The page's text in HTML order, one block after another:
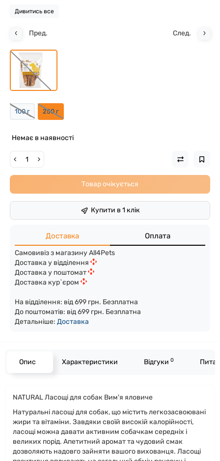
Дивитись все
Пред. След.
100 г 250 г
Немає в наявності
Товар очікується
Купити в 1 клік
Доставка Оплата
Самовивіз з магазину All4Pets
Доставка у відділення
Доставка у поштомат
Доставка кур`єром
На відділення: від 699 грн. Безплатна
До поштоматів: від 699 грн. Безплатна
Детальніше: Доставка
Опис Характеристики Відгуки 0
NATURAL Ласощі для собак Вим'я яловиче
Натуральні ласощі для собак, що містить легкозасвоювані
жири та вітаміни. Завдяки своїй високій калорійності,
ласощі можна давати активним собачкам середніх і
великих порід. Апетитний аромат та чудовий смак
дозволяють надовго зайняти вашого вихованця. Ласощі